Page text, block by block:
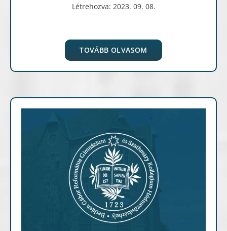
Létrehozva: 2023. 09. 08.
TOVÁBB OLVASOM
Archív cikkek